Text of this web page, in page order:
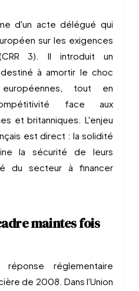
d'un acte délégué qui
sur les exigences
3). Il introduit un
à amortir le choc
tout en
face aux
et britanniques. L'enjeu
est direct : la solidité
la sécurité de leurs
du secteur à financer
maintes fois
réglementaire
de 2008. Dans l'Union